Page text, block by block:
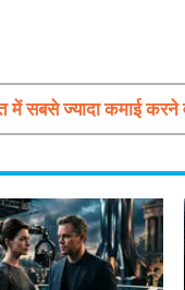
सबसे ज्यादा कमाई करने